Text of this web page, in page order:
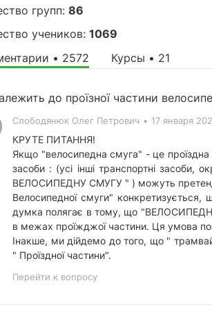
групп: 86
учеников: 1069
• 2572
Курсы • 21
до проїзної частини
Слободянюк Олег Петрович • 17 января
КРУТЕ ПИТАННЯ!
Якщо "велосипедна смуга" - це
засоби : (усі інші транспортні засоби,
ВЕЛОСИПЕДНУ СМУГУ " ) можуть
Велосипедної смуги"
думка полягає в тому, що
в межах проїжджої частини. Ця умова
Інакше, ми дійдемо до того, що "
" Проїздної частини".
Перейти к вопросу